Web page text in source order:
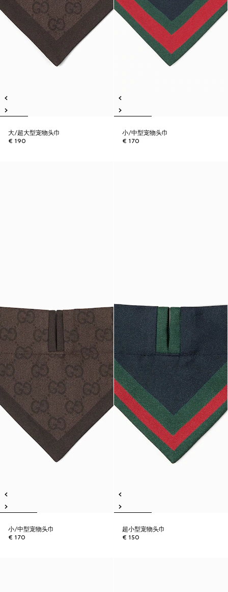
大/超大型宠物头巾
€ 190
小/中型宠物头巾
€ 170
小/中型宠物头巾
€ 170
超小型宠物头巾
€ 150